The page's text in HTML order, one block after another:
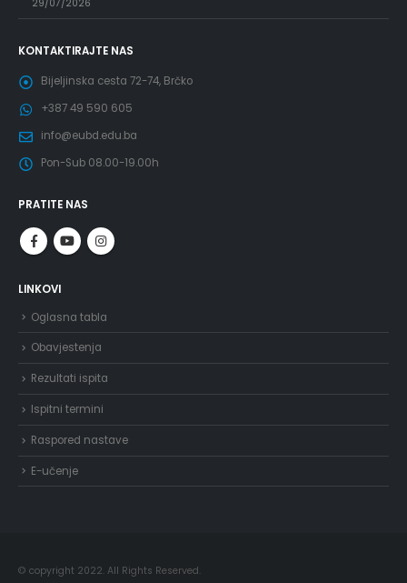
29/07/2026
KONTAKTIRAJTE NAS
Bijeljinska cesta 72-74, Brčko
+387 49 590 605
info@eubd.edu.ba
Pon-Sub 08.00-19.00h
PRATITE NAS
LINKOVI
Oglasna tabla
Obavjestenja
Rezultati ispita
Ispitni termini
Raspored nastave
E-učenje
© copyright 2022. All Rights Reserved.